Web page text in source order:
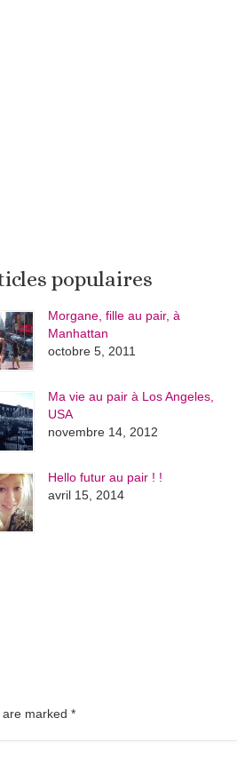
populaires
Morgane, fille au pair, à
Manhattan
octobre 5, 2011
Ma vie au pair à Los Angeles,
USA
novembre 14, 2012
Hello futur au pair ! !
avril 15, 2014
marked *